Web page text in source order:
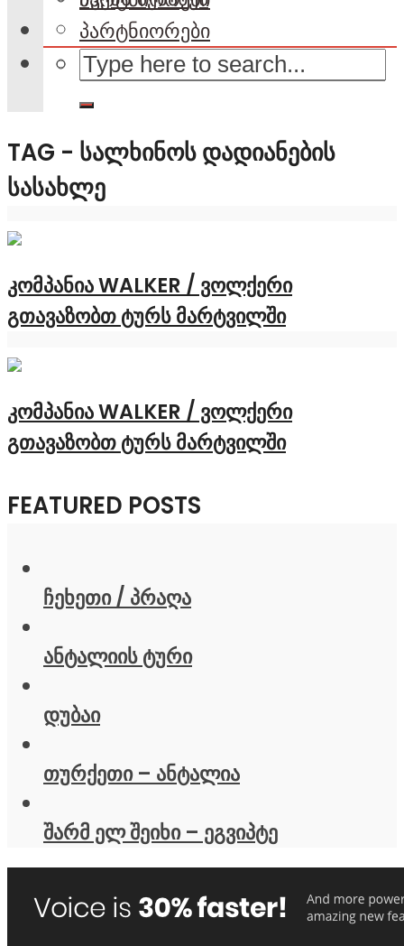
პარტნიორები
TAG - ᲡᲐᲚᲮᲘᲜᲝᲡ ᲓᲐᲓᲘᲐᲜᲔᲑᲘᲡ
ᲡᲐᲡᲐᲮᲚᲔ
კომპანია WALKER / ვოლქერი
გთავაზობთ ტურს მარტვილში
კომპანია WALKER / ვოლქერი
გთავაზობთ ტურს მარტვილში
FEATURED POSTS
ჩეხეთი / პრაღა
ანტალიის ტური
დუბაი
თურქეთი – ანტალია
შარმ ელ შეიხი – ეგვიპტე